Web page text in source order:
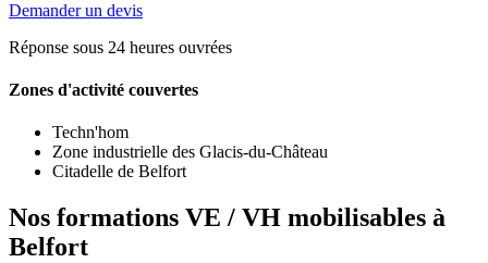
Demander un devis
Réponse sous 24 heures ouvrées
Zones d'activité couvertes
Techn'hom
Zone industrielle des Glacis-du-Château
Citadelle de Belfort
Nos formations VE / VH mobilisables à
Belfort